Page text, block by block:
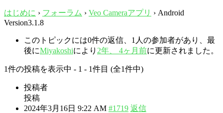
はじめに › フォーラム › Veo Cameraアプリ › Android
Version3.1.8
このトピックには0件の返信、1人の参加者があり、最
後にMiyakoshiにより 2年、 4ヶ月前に更新されました。
1件の投稿を表示中 - 1 - 1件目 (全1件中)
投稿者
投稿
2024年3月16日 9:22 AM #1719 返信